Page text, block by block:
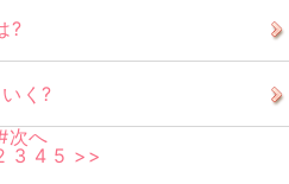
?
く?
次へ
3 4 5 >>